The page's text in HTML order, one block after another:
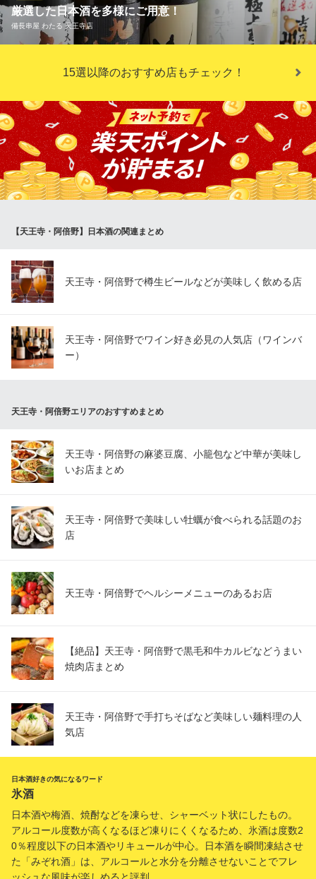
居酒屋
近鉄南大阪線大阪阿部野橋駅 徒歩1分
大阪府大阪市阿倍野区阿倍野筋1-1-43 あべのハルカス近鉄本店タワー館14F
厳選した日本酒を多様にご用意！
備長串屋 わたる 天王寺店
全国選りすぐりの日本酒をご用意しております！備長炭の海鮮串
焼きや地鶏串焼きとのマリアージュを楽しむのも一興♪様々な料理
ください。当日の仕入れにより、その日にしか手に入らない日本
酒などもあるかも。是非、厳選した日本酒をお楽しみください♪
備長串屋 わたる 天王寺店
串焼き×鍋料理×宴会
ＪＲ天王寺駅北口 徒歩1分
15選以降のおすすめ店もチェック！
【天王寺・阿倍野】日本酒の関連まとめ
天王寺・阿倍野で樽生ビールなどが美味しく飲める店
天王寺・阿倍野でワイン好き必見の人気店（ワインバ
ー）
天王寺・阿倍野エリアのおすすめまとめ
天王寺・阿倍野の麻婆豆腐、小籠包など中華が美味し
いお店まとめ
天王寺・阿倍野で美味しい牡蠣が食べられる話題のお
店
天王寺・阿倍野でヘルシーメニューのあるお店
【絶品】天王寺・阿倍野で黒毛和牛カルビなどうまい
焼肉店まとめ
天王寺・阿倍野で手打ちそばなど美味しい麺料理の人
気店
日本酒好きの気になるワード
氷酒
日本酒や梅酒、焼酎などを凍らせ、シャーベット状にしたもの。
アルコール度数が高くなるほど凍りにくくなるため、氷酒は度数2
0％程度以下の日本酒やリキュールが中心。日本酒を瞬間凍結させ
た「みぞれ酒」は、アルコールと水分を分離させないことでフレ